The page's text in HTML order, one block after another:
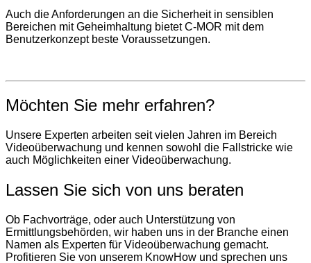
Auch die Anforderungen an die Sicherheit in sensiblen
Bereichen mit Geheimhaltung bietet C-MOR mit dem
Benutzerkonzept beste Voraussetzungen.
Möchten Sie mehr erfahren?
Unsere Experten arbeiten seit vielen Jahren im Bereich
Videoüberwachung und kennen sowohl die Fallstricke wie
auch Möglichkeiten einer Videoüberwachung.
Lassen Sie sich von uns beraten
Ob Fachvorträge, oder auch Unterstützung von
Ermittlungsbehörden, wir haben uns in der Branche einen
Namen als Experten für Videoüberwachung gemacht.
Profitieren Sie von unserem KnowHow und sprechen uns